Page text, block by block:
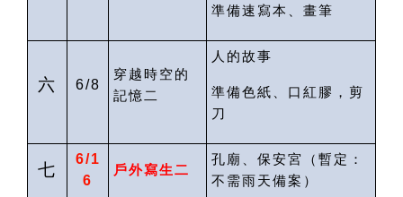
準備速寫本、畫筆
六 6/8
穿越時空的
記憶二
人的故事
準備色紙、口紅膠，剪
刀
七
6/1
6
戶外寫生二
孔廟、保安宮（暫定：
不需雨天備案 ）